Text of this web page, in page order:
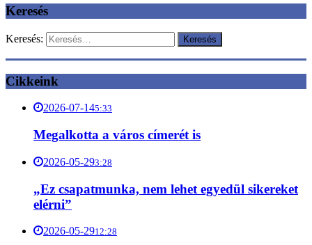
Keresés
Keresés:
Cikkeink
2026-07-145:33
Megalkotta a város címerét is
2026-05-293:28
„Ez csapatmunka, nem lehet egyedül sikereket
elérni”
2026-05-2912:28